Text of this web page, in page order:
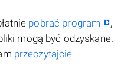
pobrać program
,
mogą być odzyskane.
przeczytajcie